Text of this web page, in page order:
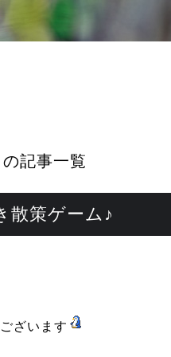
の記事一覧
散策ゲーム♪
ざいます